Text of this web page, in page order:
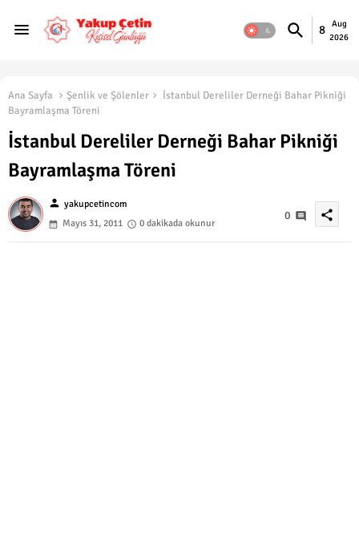
8
Aug
2026
Ana Sayfa Şenlik ve Şölenler
İstanbul Dereliler Derneği Bahar Pikniği
Bayramlaşma Töreni
İstanbul Dereliler Derneği Bahar Pikniği
Bayramlaşma Töreni
person yakupcetincom
Mayıs 31, 2011
0 dakikada okunur
0 share